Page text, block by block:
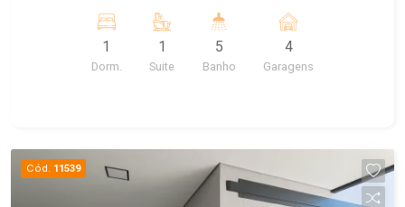
No piso térreo, possui: Amplo espaço aos
fundos, ideal para cozinha Banheiro adaptado
para PCD Dois banheiros na parte frontal No
cozinha e suíte. Diferenciais: Localização
estratégica Estuda vários tipos de permuta
1
Dorm.
1
Suite
5
Banho
4
Garagens
Cód. 11539